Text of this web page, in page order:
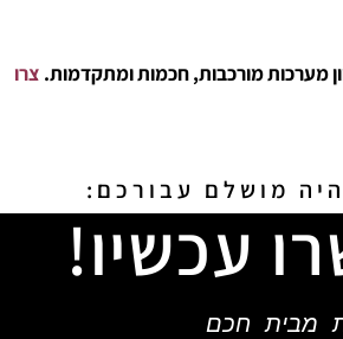
מערכות מורכבות, חכמות ומתקדמות. צרו
מושלם​ עבורכם:
עכשיו!
מבית חכם